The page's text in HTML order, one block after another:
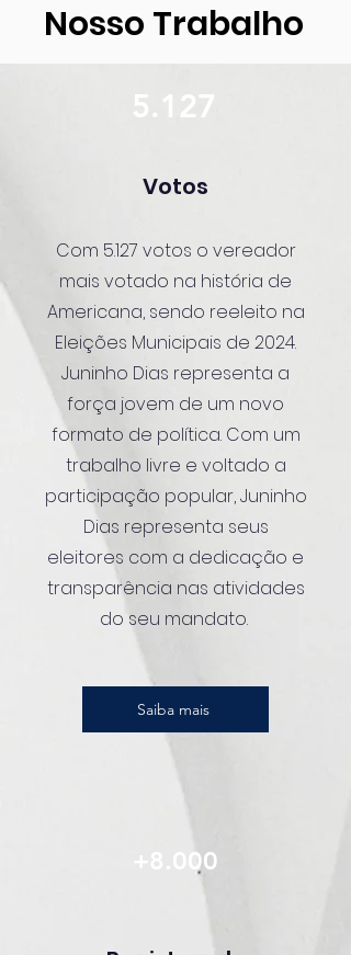
Nosso Trabalho
5.127
Votos
Com 5.127 votos o vereador
mais votado na história de
Americana, sendo reeleito na
Eleições Municipais de 2024.
Juninho Dias representa a
força jovem de um novo
formato de política. Com um
trabalho livre e voltado a
participação popular, Juninho
Dias representa seus
eleitores com a dedicação e
transparência nas atividades
do seu mandato.
Saiba mais
+8.000